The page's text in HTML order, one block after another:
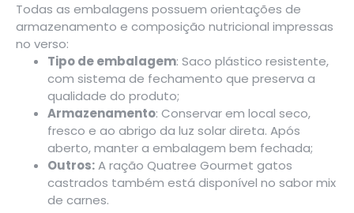
Todas as embalagens possuem orientações de
armazenamento e composição nutricional impressas
no verso:
Tipo de embalagem: Saco plástico resistente,
com sistema de fechamento que preserva a
qualidade do produto;
Armazenamento: Conservar em local seco,
fresco e ao abrigo da luz solar direta. Após
aberto, manter a embalagem bem fechada;
Outros:A ração Quatree Gourmet gatos
castrados também está disponível no sabormix
de carnes.